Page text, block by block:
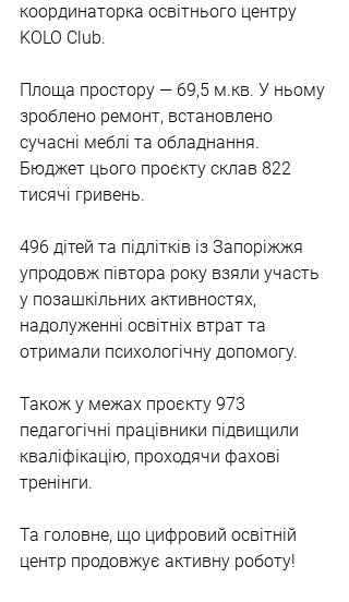
координаторка освітнього центру
KOLO Club.
Площа простору — 69,5 м.кв. У ньому
зроблено ремонт, встановлено
сучасні меблі та обладнання.
Бюджет цього проєкту склав 822
тисячі гривень.
496 дітей та підлітків із Запоріжжя
упродовж півтора року взяли участь
у позашкільних активностях,
надолуженні освітніх втрат та
отримали психологічну допомогу.
Також у межах проєкту 973
педагогічні працівники підвищили
кваліфікацію, проходячи фахові
тренінги.
Та головне, що цифровий освітній
центр продовжує активну роботу!